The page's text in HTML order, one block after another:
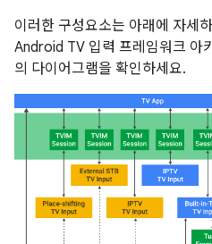
이러한 구성요소는 아래에 자세
Android TV 입력 프레임워크 아
의 다이어그램을 확인하세요.